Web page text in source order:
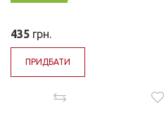
435 грн.
ПРИДБАТИ